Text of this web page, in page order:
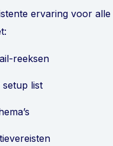
ervaring voor alle
reeksen
list